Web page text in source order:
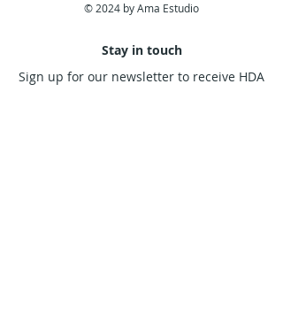
© 2024 by Ama Estudio
Stay in touch
Sign up for our newsletter to receive HDA